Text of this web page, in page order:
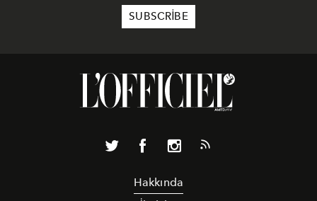
Hakkında